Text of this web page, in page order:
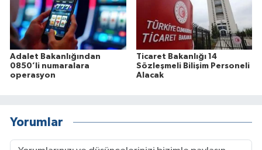
Adalet Bakanlığından
0850’li numaralara
operasyon
Ticaret Bakanlığı 14
Sözleşmeli Bilişim Personeli
Alacak
Yorumlar